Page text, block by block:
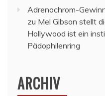
Adrenochrom-
zu Mel Gibson stellt
Hollywood ist ein
Pädophilenring
ARCHIV